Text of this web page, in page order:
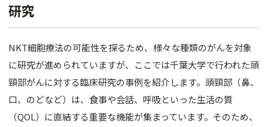
研究
NKT細胞療法の可能性を探るため、様々な種類のがんを対象
に研究が進められていますが、ここでは千葉大学で行われた頭
頸部がんに対する臨床研究の事例を紹介します。頭頸部（鼻、
口、のどなど）は、食事や会話、呼吸といった生活の質
（QOL）に直結する重要な機能が集まっています。そのため、